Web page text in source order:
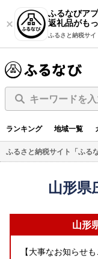
ふるなびア
返礼品がも
ふるさと納税サイ
キーワードを入
ランキング 地域一覧
ふるさと納税サイト「ふる
山形県
山形
【大事なお知らせ